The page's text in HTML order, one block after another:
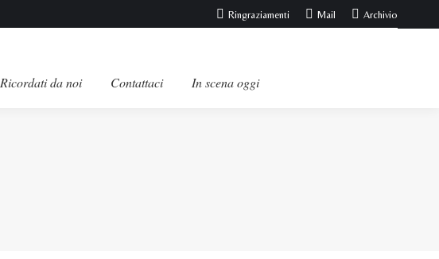
Ringraziamenti Mail Archivio
Ricordati da noi Contattaci In scena oggi